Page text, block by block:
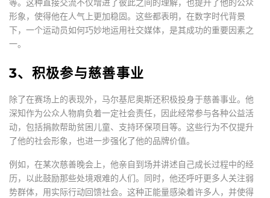
等。这种直接交流不仅增进了彼此之间的理解，也提升了他的公众
形象，使得他在人气上更加稳固。这些都表明，在数字时代背景
下，一个运动员如何巧妙地运用社交媒体，是其成功的重要因素之
一。
3、积极参与慈善事业
除了在赛场上的表现外，马尔基尼奥斯还积极投身于慈善事业。他
深知作为公众人物肩负着一定社会责任，因此经常参与各种公益活
动，包括捐款帮助贫困儿童、支持环保项目等。这些行为不仅提升
了他的社会形象，也进一步强化了他的品牌价值。
例如，在某次慈善晚会上，他亲自到场并讲述自己成长过程中的经
历，以此鼓励那些处境艰难的人们。同时，他还呼吁更多人关注弱
势群体，用实际行动回馈社会。这种正能量感染着许多人，并使得